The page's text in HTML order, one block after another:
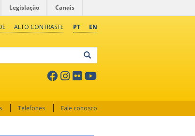
Legislação Canais
PT EN
ALTO CONTRASTE
Telefones Fale conosco